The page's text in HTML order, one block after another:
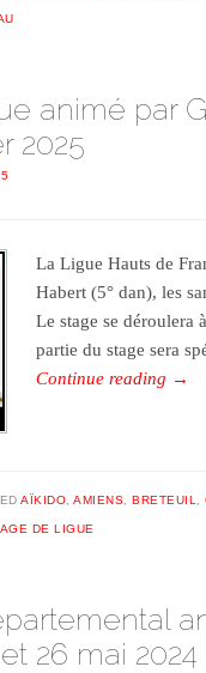
animé par
2025
La Ligue Hauts de
Habert (5° dan), les
Le stage se déroulera
partie du stage sera
Continue reading →
AÏKIDO, AMIENS, BRETEUIL,
DE LIGUE
26 mai 2024